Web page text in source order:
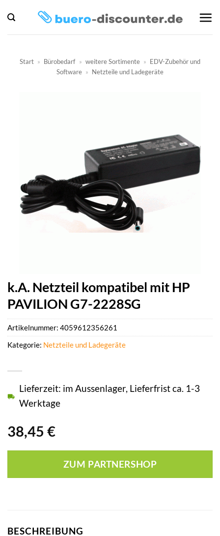
Inhalt
springen
Start » Bürobedarf » weitere Sortimente » EDV-Zubehör und
Software » Netzteile und Ladegeräte
k.A. Netzteil kompatibel mit HP
PAVILION G7-2228SG
38,45 €
Lieferzeit: im Aussenlager, Lieferfrist ca. 1-3
Werktage
ZUM PARTNERSHOP
Artikelnummer: 4059612356261
Kategorie: Netzteile und Ladegeräte
BESCHREIBUNG